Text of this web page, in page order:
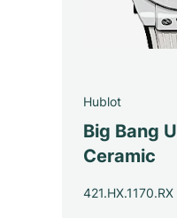
Hublot
Big Bang
Ceramic
421.HX.1170.RX